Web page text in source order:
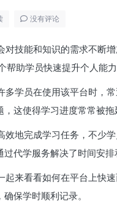
没有评论
对技能和知识的需求不断增
帮助学员快速提升个人能力
多学员在使用该平台时，
这使得学习进度常常被拖
效地完成学习任务，不少
过代学服务解决了时间安排
起来看看如何在平台上快
保学时顺利记录。